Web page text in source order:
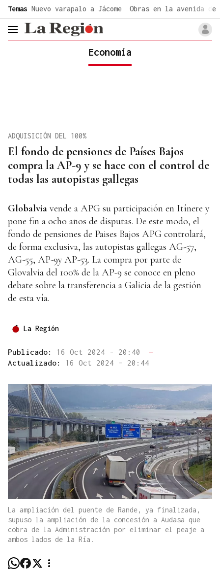
Temas Nuevo varapalo a Jácome Obras en la avenida de
header.menu.open
Economía
El fondo de pensiones de Países Bajos
compra la AP-9 y se hace con el control de
todas las autopistas gallegas
ADQUISICIÓN DEL 100%
Globalvia vende a APG su participación en Itínere y
pone fin a ocho años de disputas. De este modo, el
fondo de pensiones de Paises Bajos APG controlará,
de forma exclusiva, las autopistas gallegas AG-57,
AG-55, AP-9y AP-53. La compra por parte de
Glovalvia del 100% de la AP-9 se conoce en pleno
debate sobre la transferencia a Galicia de la gestión
de esta vía.
La Región
Publicado: 16 Oct 2024 - 20:40
—
Actualizado: 16 Oct 2024 - 20:44
La ampliación del puente de Rande, ya finalizada,
supuso la ampliación de la concesión a Audasa que
cobra de la Administración por eliminar el peaje a
ambos lados de la Ría.